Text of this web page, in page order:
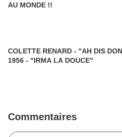
AU MONDE !!
COLETTE RENARD - "AH DIS
1956 - "IRMA LA DOUCE"
Commentaires